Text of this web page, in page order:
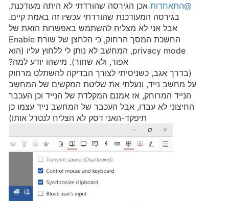
@התאחדות אכן הגירסה שהורדתי לא היתה מעודכנת.
בגירסה המעודכנת שהורדתי עכשיו זה באמת קיים.
אבל אני לא מצליח להשתמש באפשרות הזאת של
החשכת המסך הרחוק, כי הלחצן של שורת Enable
privacy mode, המחשב לא נותן לי ללחוץ עליו (הוא
אפור, ולא שחור). מישהו יודע למה?
(בדרך אגב, כשניסיתי לצורך הבדיקה להשתלט מרחוק
על מחשב נייד, ונעלתי את שליטת המקשים של המחשב
הנייד המרוחק, אז אמנם המקלדת של הנייד וכן העכבר
החיצוני לא עבדו, אבל העכבר של המחשב נייד עצמו כן
תיפקד-האני דסק לא הצליח לנטרל אותו)